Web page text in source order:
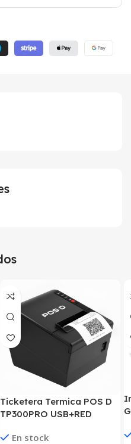
Ticketera Termica POS D
TP300PRO USB+RED
En stock